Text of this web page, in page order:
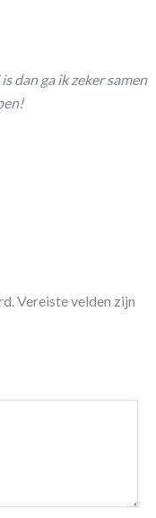
dan ga ik zeker samen
Vereiste velden zijn